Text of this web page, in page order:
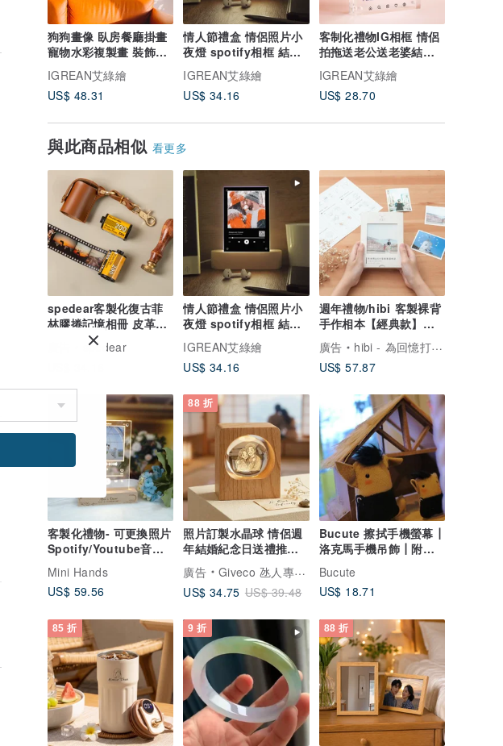
狗狗畫像 臥房餐廳掛畫
寵物水彩複製畫 裝飾畫
2幅
IGREAN艾綠繪
US$ 48.31
情人節禮盒 情侶照片小
夜燈 spotify相框 結婚
周年紀念情人節禮物
IGREAN艾綠繪
US$ 34.16
客制化禮物IG相框 情侶
拍拖送老公送老婆結婚
週年紀念 情人節禮盒
IGREAN艾綠繪
US$ 28.70
與此商品相似 看更多
spedear客製化復古菲
林膠捲記憶相冊 皮革鑰
spedear
情人節禮盒 情侶照片小
夜燈 spotify相框 結婚
周年紀念情人節禮物
IGREAN艾綠繪
US$ 34.16
週年禮物/hibi 客製裸背
手作相本【經典款】紀
念禮物 生日禮物
廣告
hibi - 為回憶打造專屬的家
US$ 57.87
客製化禮物- 可更換照片
Spotify/Youtube音樂
Mini Hands
US$ 59.56
88 折
照片訂製水晶球 情侶週
年結婚紀念日送禮推薦
專屬創意擺件
廣告
Giveco 氹人專門店
US$ 34.75 US$ 39.48
Bucute 擦拭手機螢幕┃
洛克馬手機吊飾┃附耳
Bucute
US$ 18.71
85 折 9 折 88 折